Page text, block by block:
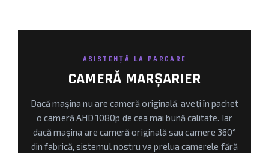
ASISTENȚĂ LA PARCARE
CAMERĂ MARȘARIER
Dacă mașina nu are cameră originală, aveți în pachet
o cameră AHD 1080p de cea mai bună calitate. Iar
dacă mașina are cameră originală sau camere 360°
din fabrică, sistemul nostru va prelua camerele fără